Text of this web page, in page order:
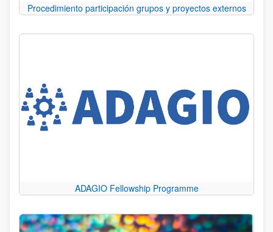
Procedimiento participación grupos y proyectos externos
ADAGIO Fellowship Programme